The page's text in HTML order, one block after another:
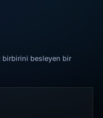
birbirini besleyen bir